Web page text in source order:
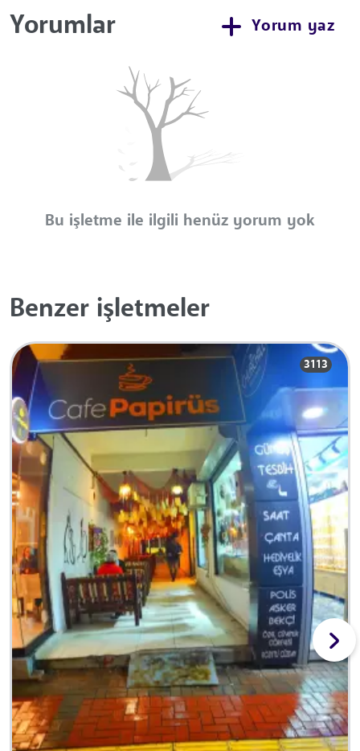
Yorumlar Yorum yaz
Bu işletme ile ilgili henüz yorum yok
Benzer işletmeler
3113